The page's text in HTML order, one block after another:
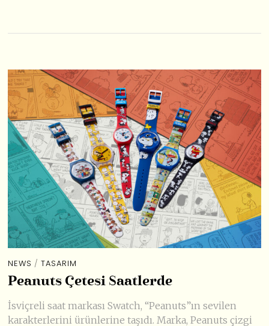
NEWS / TASARIM
Peanuts Çetesi Saatlerde
İsviçreli saat markası Swatch, “Peanuts”ın sevilen
karakterlerini ürünlerine taşıdı. Marka, Peanuts çizgi